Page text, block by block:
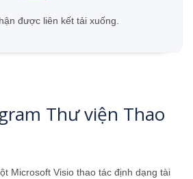
được liên kết tải xuống.
Thư viện Thao
Microsoft Visio thao tác định dạng tài